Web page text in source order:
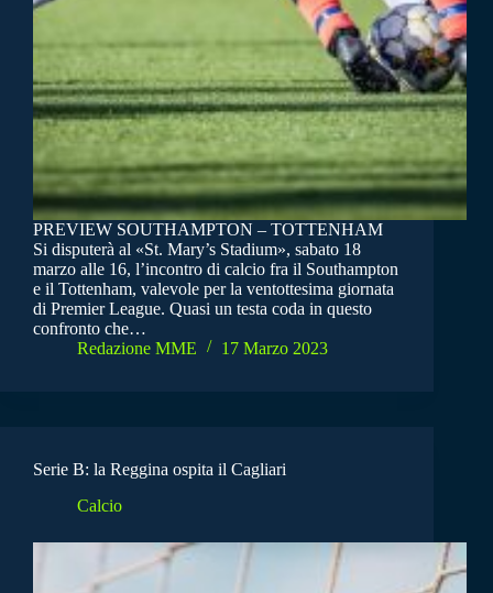
PREVIEW SOUTHAMPTON – TOTTENHAM
Si disputerà al «St. Mary’s Stadium», sabato 18
marzo alle 16, l’incontro di calcio fra il Southampton
e il Tottenham, valevole per la ventottesima giornata
di Premier League. Quasi un testa coda in questo
confronto che…
Redazione MME
17 Marzo 2023
Serie B: la Reggina ospita il Cagliari
Calcio